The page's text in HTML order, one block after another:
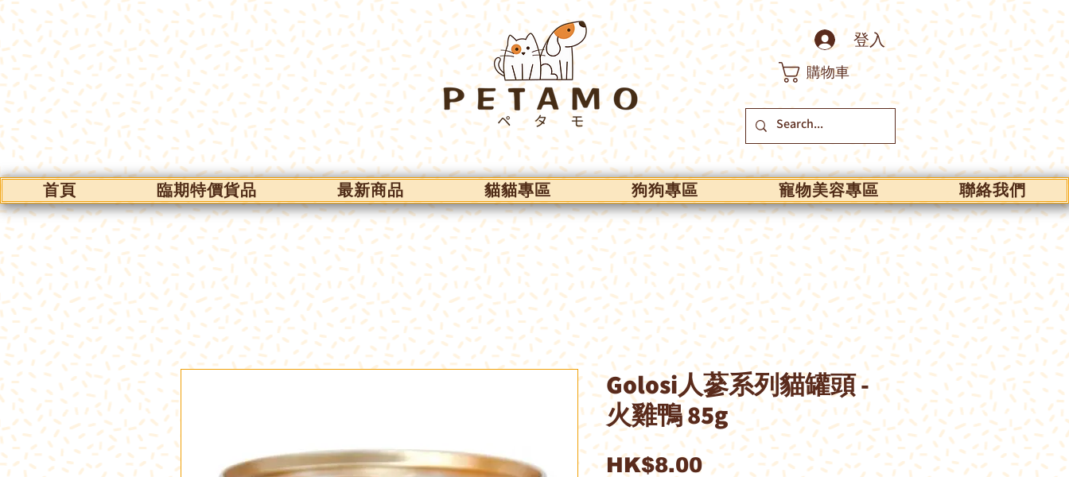
登入
購物車
首頁 臨期特價貨品 最新商品 貓貓專區 狗狗專區 寵物美容專區 聯絡我們
Golosi人蔘系列貓罐頭 -
火雞鴨 85g
HK$8.00價